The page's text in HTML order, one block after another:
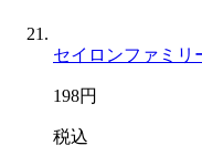
セイロンファミリ
198円
税込